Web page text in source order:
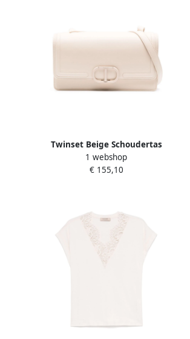
Twinset Beige Schoudertas
Delicate Stijl Beige Dames
1 webshop
€ 155,10